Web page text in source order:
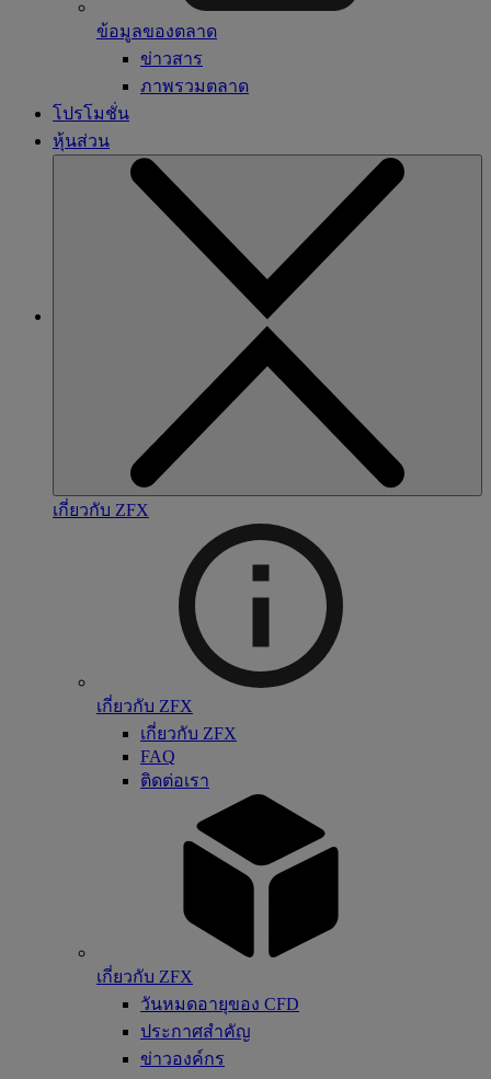
ข้อมูลของตลาด
ข่าวสาร
ภาพรวมตลาด
โปรโมชั่น
หุ้นส่วน
เกี่ยวกับ ZFX
เกี่ยวกับ ZFX
เกี่ยวกับ ZFX
FAQ
ติดต่อเรา
เกี่ยวกับ ZFX
วันหมดอายุของ CFD
ประกาศสำคัญ
ข่าวองค์กร